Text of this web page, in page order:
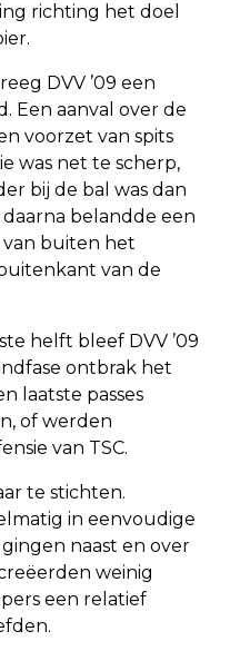
richting het doel
DVV ’09 een
Een aanval over de
voorzet van spits
was net te scherp,
bij de bal was dan
belandde een
van buiten het
van de
helft bleef DVV ’09
ontbrak het
laatste passes
of werden
van TSC.
te stichten.
in eenvoudige
naast en over
weinig
een relatief